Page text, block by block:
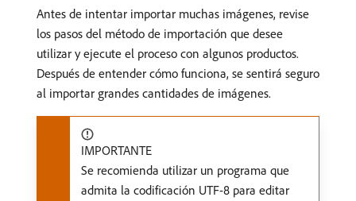
Antes de intentar importar muchas imágenes, revise
los pasos del método de importación que desee
utilizar y ejecute el proceso con algunos productos.
Después de entender cómo funciona, se sentirá seguro
al importar grandes cantidades de imágenes.
IMPORTANTE
Se recomienda utilizar un programa que
admita la codificación UTF-8 para editar